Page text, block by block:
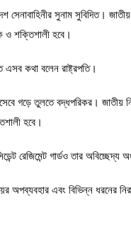
সেনাবাহিনীর সুনাম সুবিদিত।
ও শক্তিশালী হবে।
এসব কথা বলেন রাষ্ট্রপতি।
গড়ে তুলতে বদ্ধপরিকর। জাতীয়
হবে।
রেজিমেন্ট গার্ডও তার অবিচ্ছেদ্য
অপব্যবহার এবং বিভিন্ন ধরনের